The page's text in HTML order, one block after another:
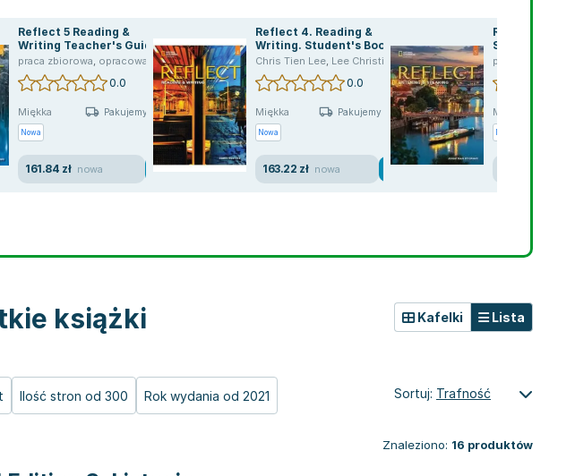
,Lee Christien
Reflect 5 Reading &
Writing Teacher's Guide
praca zbiorowa, opracowanie zbiorowe ,Jessica Williams, Chris Tien Lee,Lee Christien
0.0
Miękka Pakujemy jutro
Nowa
161.84 zł nowa
Reflect 4. Reading &
Writing. Student's Book
Chris Tien Lee, Lee Christien
0.0
Miękka Pakujemy jutro
Nowa
163.22 zł nowa
Reflect 5
Speaking
praca zbiorowa
Miękka
Nowa
książki
Ilość stron od 300 Rok wydania od 2021
Kafelki Lista
Sortuj: Trafność
Znaleziono: 16 produktów